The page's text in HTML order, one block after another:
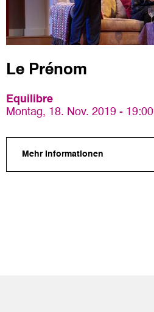
Le Prénom
Equilibre
Montag, 18. Nov. 2019 - 19:00
Mehr Informationen